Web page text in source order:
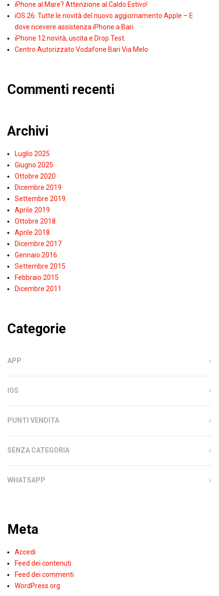
iPhone al Mare? Attenzione al Caldo Estivo!
iOS 26: Tutte le novità del nuovo aggiornamento Apple – E
dove ricevere assistenza iPhone a Bari
iPhone 12 novità, uscita e Drop Test.
Centro Autorizzato Vodafone Bari Via Melo
Commenti recenti
Archivi
Luglio 2025
Giugno 2025
Ottobre 2020
Dicembre 2019
Settembre 2019
Aprile 2019
Ottobre 2018
Aprile 2018
Dicembre 2017
Gennaio 2016
Settembre 2015
Febbraio 2015
Dicembre 2011
Categorie
APP
IOS
PUNTI VENDITA
SENZA CATEGORIA
WHATSAPP
Meta
Accedi
Feed dei contenuti
Feed dei commenti
WordPress.org